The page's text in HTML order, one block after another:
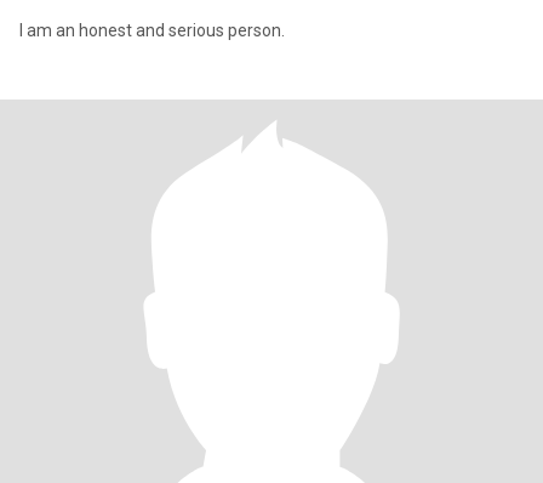
I am an honest and serious person.